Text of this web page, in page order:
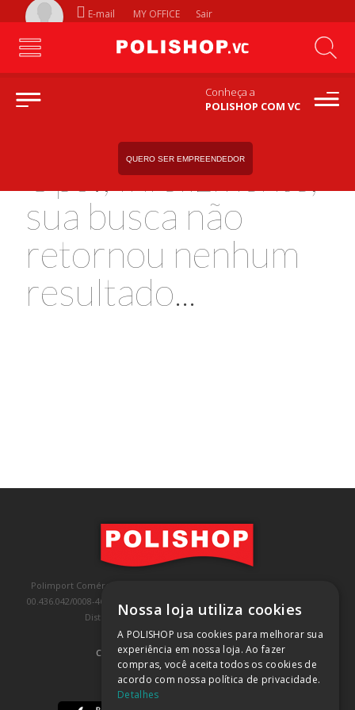
E-mail MY OFFICE Sair
Conheça a
POLISHOP COM VC
QUERO SER EMPREENDEDOR
Ops!, Infelizmente,
sua busca não
retornou nenhum
resultado...
Polimport Comércio e Exportação LTDA, inscrita no CNPJ/MF sob o nº
00.436.042/0008-46, IE 407.458.707.103, com sede na Rua Kanebo, nº 175,
Distrito Industrial, Jundiaí/SP, CEP: 13213-090
COMPRA 100% SEGURA (SAIBA MAIS)
BAIXE NOSSO APP
Nossa loja utiliza cookies
A POLISHOP usa cookies para melhorar sua
experiência em nossa loja. Ao fazer
compras, você aceita todos os cookies de
acordo com nossa política de privacidade.
Detalhes